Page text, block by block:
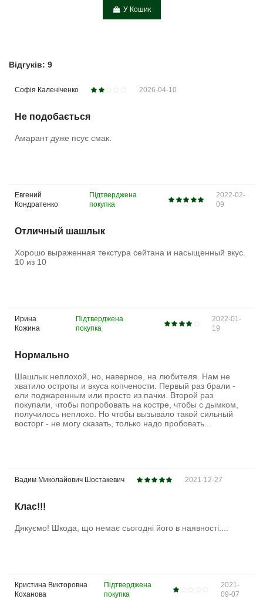
У Кошик
Відгуків: 9
Софія Каленіченко 2026-04-10
Не подобається
Амарант дуже псує смак.
Евгений
Кондратенко
Підтверджена
покупка
2022-02-
09
Отличный шашлык
Хорошо выраженная текстура сейтана и насыщенный вкус.
10 из 10
Ирина
Кожина
Підтверджена
покупка
2022-01-
19
Нормально
Шашлык неплохой, но, наверное, на любителя. Нам не
хватило остроты и вкуса копчености. Первый раз брали -
ели поджаренным или просто из пачки. Второй раз
покупали, чтобы попробовать на костре, чтобы с дымком,
получилось неплохо. Но чтобы вызывало такой сильный
восторг - не могу сказать, только надо пробовать...
Вадим Миколайович Шостакевич 2021-12-27
Клас!!!
Дякуємо! Шкода, що немає сьогодні його в наявності....
Кристина Викторовна
Коханова
Підтверджена
покупка
2021-
09-07